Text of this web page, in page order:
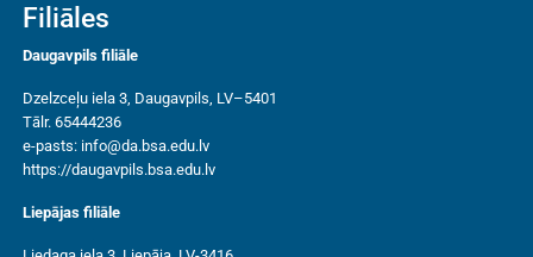
Filiāles
Daugavpils filiāle
Dzelzceļu iela 3, Daugavpils, LV–5401
Tālr. 65444236
e-pasts: info@da.bsa.edu.lv
https://daugavpils.bsa.edu.lv
Liepājas filiāle